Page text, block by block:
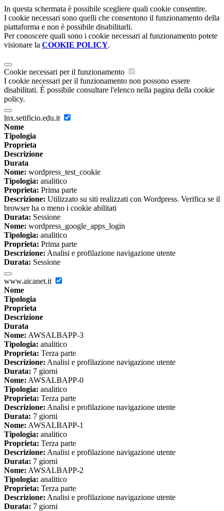
In questa schermata è possibile scegliere quali cookie consentire.
I cookie necessari sono quelli che consentono il funzionamento della
piattaforma e non è possibile disabilitarli.
Per conoscere quali sono i cookie necessari al funzionamento potete
visionare la COOKIE POLICY.
Cookie necessari per il funzionamento
I cookie necessari per il funzionamento non possono essere
disabilitati. È possibile consultare l'elenco nella pagina della cookie
policy.
lnx.setificio.edu.it
Nome
Tipologia
Proprieta
Descrizione
Durata
Nome: wordpress_test_cookie
Tipologia: analitico
Proprieta: Prima parte
Descrizione: Utilizzato su siti realizzati con Wordpress. Verifica se il
browser ha o meno i cookie abilitati
Durata: Sessione
Nome: wordpress_google_apps_login
Tipologia: analitico
Proprieta: Prima parte
Descrizione: Analisi e profilazione navigazione utente
Durata: Sessione
www.aicanet.it
Nome
Tipologia
Proprieta
Descrizione
Durata
Nome: AWSALBAPP-3
Tipologia: analitico
Proprieta: Terza parte
Descrizione: Analisi e profilazione navigazione utente
Durata: 7 giorni
Nome: AWSALBAPP-0
Tipologia: analitico
Proprieta: Terza parte
Descrizione: Analisi e profilazione navigazione utente
Durata: 7 giorni
Nome: AWSALBAPP-1
Tipologia: analitico
Proprieta: Terza parte
Descrizione: Analisi e profilazione navigazione utente
Durata: 7 giorni
Nome: AWSALBAPP-2
Tipologia: analitico
Proprieta: Terza parte
Descrizione: Analisi e profilazione navigazione utente
Durata: 7 giorni